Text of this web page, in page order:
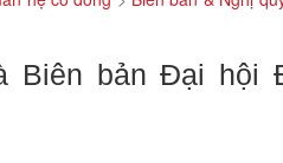
Biên bản Đại hội